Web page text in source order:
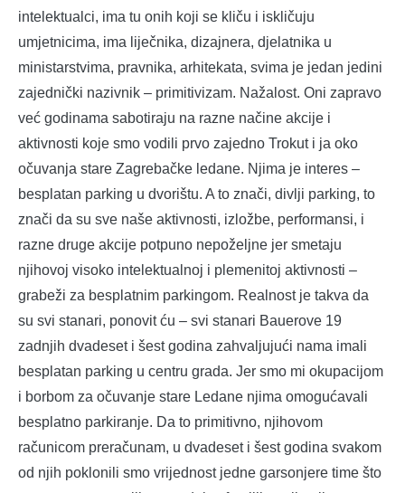
intelektualci, ima tu onih koji se kliču i iskličuju
umjetnicima, ima liječnika, dizajnera, djelatnika u
ministarstvima, pravnika, arhitekata, svima je jedan jedini
zajednički nazivnik – primitivizam. Nažalost. Oni zapravo
već godinama sabotiraju na razne načine akcije i
aktivnosti koje smo vodili prvo zajedno Trokut i ja oko
očuvanja stare Zagrebačke ledane. Njima je interes –
besplatan parking u dvorištu. A to znači, divlji parking, to
znači da su sve naše aktivnosti, izložbe, performansi, i
razne druge akcije potpuno nepoželjne jer smetaju
njihovoj visoko intelektualnoj i plemenitoj aktivnosti –
grabeži za besplatnim parkingom. Realnost je takva da
su svi stanari, ponovit ću – svi stanari Bauerove 19
zadnjih dvadeset i šest godina zahvaljujući nama imali
besplatan parking u centru grada. Jer smo mi okupacijom
i borbom za očuvanje stare Ledane njima omogućavali
besplatno parkiranje. Da to primitivno, njihovom
računicom preračunam, u dvadeset i šest godina svakom
od njih poklonili smo vrijednost jedne garsonjere time što